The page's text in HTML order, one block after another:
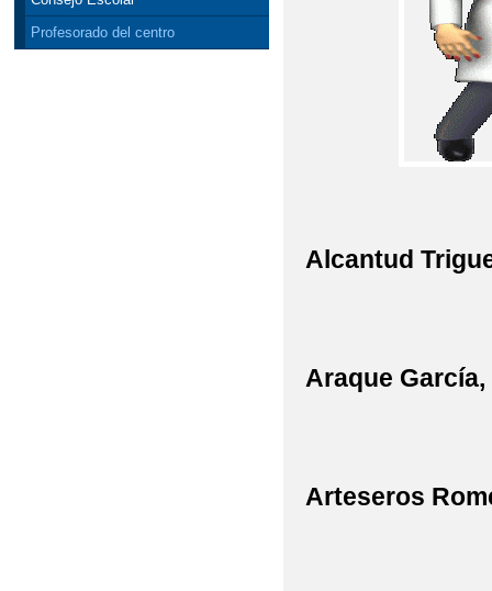
Profesorado del centro
Alcantud
Araque García,
Arteseros